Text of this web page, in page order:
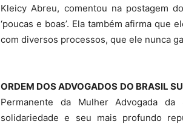
Kleicy Abreu, comentou na postagem
‘poucas e boas’. Ela também afirma
com diversos processos, que ele nunca
ORDEM DOS ADVOGADOS DO BRASIL
Permanente da Mulher Advogada
solidariedade e seu mais profundo